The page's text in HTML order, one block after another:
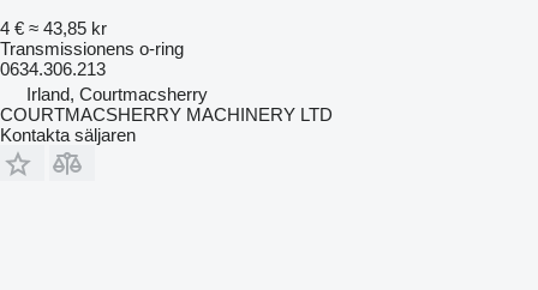
4 € ≈ 43,85 kr
Transmissionens o-ring
0634.306.213
Irland, Courtmacsherry
COURTMACSHERRY MACHINERY LTD
Kontakta säljaren